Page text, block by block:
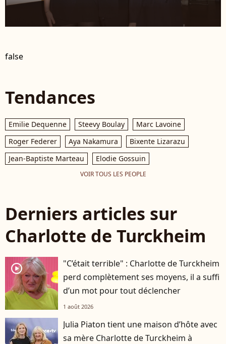
false
Tendances
Emilie Dequenne Steevy Boulay
Marc Lavoine
Roger Federer
Aya Nakamura
Bixente Lizarazu
Jean-Baptiste Marteau
Elodie Gossuin
VOIR TOUS LES PEOPLE
Derniers articles sur
Charlotte de Turckheim
player2
"C’était terrible" : Charlotte de Turckheim
perd complètement ses moyens, il a suffi
d’un mot pour tout déclencher
1 août 2026
Julia Piaton tient une maison d’hôte avec
sa mère Charlotte de Turckheim à